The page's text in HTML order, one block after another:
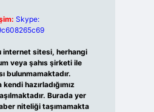
Skype:
internet sitesi, herhangi
veya şahıs şirketi ile
bulunmamaktadır.
hazırladığımız
Burada yer
niteliği taşımamakta